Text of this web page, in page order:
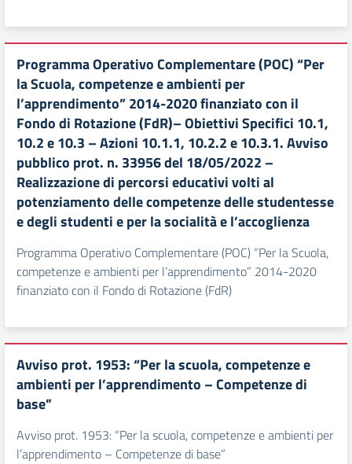
Programma Operativo Complementare (POC) “Per
la Scuola, competenze e ambienti per
l’apprendimento” 2014-2020 finanziato con il
Fondo di Rotazione (FdR)– Obiettivi Specifici 10.1,
10.2 e 10.3 – Azioni 10.1.1, 10.2.2 e 10.3.1. Avviso
pubblico prot. n. 33956 del 18/05/2022 –
Realizzazione di percorsi educativi volti al
potenziamento delle competenze delle studentesse
e degli studenti e per la socialità e l’accoglienza
Programma Operativo Complementare (POC) “Per la Scuola,
competenze e ambienti per l’apprendimento” 2014-2020
finanziato con il Fondo di Rotazione (FdR)
Avviso prot. 1953: “Per la scuola, competenze e
ambienti per l’apprendimento – Competenze di
base”
Avviso prot. 1953: “Per la scuola, competenze e ambienti per
l’apprendimento – Competenze di base”